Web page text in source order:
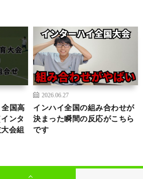
国高
ンタ
会組
2026.06.27
インハイ全国の組み合わせが
決まった瞬間の反応がこちら
です